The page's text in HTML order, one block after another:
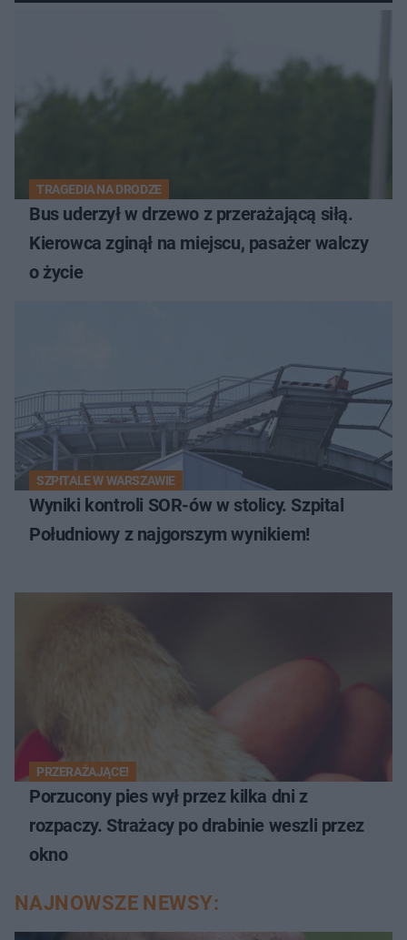
TRAGEDIA NA DRODZE
Bus uderzył w drzewo z przerażającą siłą.
Kierowca zginął na miejscu, pasażer walczy
o życie
SZPITALE W WARSZAWIE
Wyniki kontroli SOR-ów w stolicy. Szpital
Południowy z najgorszym wynikiem!
PRZERAŻAJĄCE!
Porzucony pies wył przez kilka dni z
rozpaczy. Strażacy po drabinie weszli przez
okno
NAJNOWSZE NEWSY: